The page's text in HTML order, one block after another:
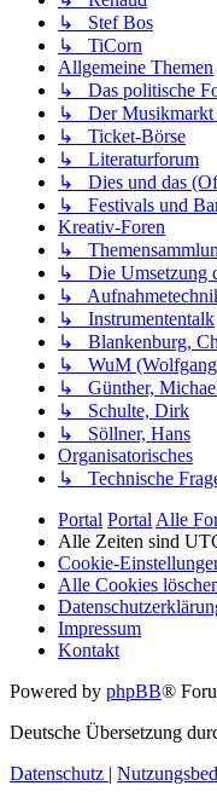
↳ Stef Bos
↳ TiCorn
Allgemeine Themen
↳ Das politische
↳ Der Musikmarkt
↳ Ticket-Börse
↳ Literaturforum
↳ Dies und das
↳ Festivals und
Kreativ-Foren
↳
↳ Die Umsetzung
↳
↳ Instrumententalk
↳ Blankenburg,
↳ WuM (Wolfgang
↳ Günther,
↳ Schulte, Dirk
↳ Söllner, Hans
Organisatorisches
↳ Technische
Portal Portal Alle
Alle Zeiten sind
Cookie-
Alle Cookies
Impressum
Kontakt
Powered by phpBB®
Deutsche Übersetzung
Datenschutz |